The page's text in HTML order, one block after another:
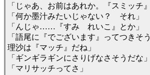
「じゃあ、お前はあれか。『スミッチ
「何か墨汁みたいじゃない？ それ」
「んじゃ……『すみ れいこ』とか」
「語尾に『でございます』ってつきそ
理沙は『マッチ』だね」
「ギンギラギンにさりげなさそうだな」
「マリサッチってさ」